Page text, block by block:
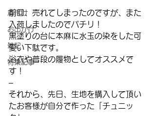
着付け
お出かけ
雑記
特集記事
前回、売れてしまったのですが、また
入荷しましたのでパチリ！
黒塗りの台に本麻に水玉の染をした可
愛い下駄です。
浴衣や普段の履物としてオススメで
す！
–
それから、先日、生地を購入して頂い
たお客様が自分で作った「チュニッ